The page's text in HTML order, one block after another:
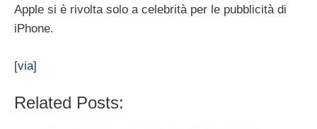
Apple si è rivolta solo a celebrità per le pubblicità di
iPhone.
[via]
Related Posts: